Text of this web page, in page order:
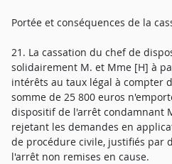
Portée et conséquences de la
21. La cassation du chef de
solidairement M. et Mme [H] à
intérêts au taux légal à compter
somme de 25 800 euros
dispositif de l'arrêt condamnant
rejetant les demandes en
de procédure civile, justifiés par
l'arrêt non remises en cause.